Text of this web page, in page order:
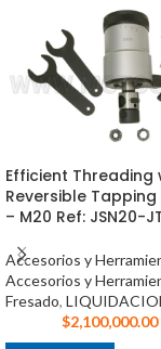
Efficient Threading
Reversible Tapping
– M20 Ref: JSN20-
Accesorios y
Accesorios y
Fresado,
$2,100,000.00